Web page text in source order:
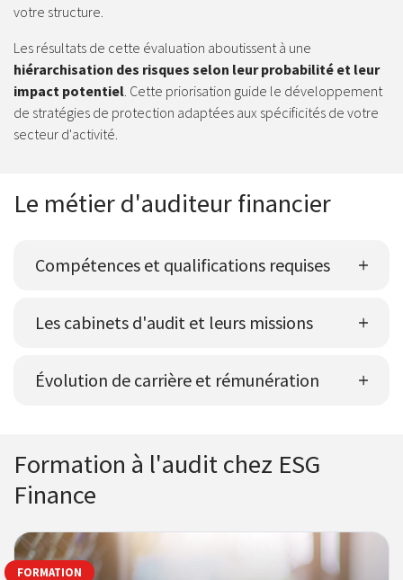
votre structure.
Les résultats de cette évaluation aboutissent à une
hiérarchisation des risques selon leur probabilité et leur
impact potentiel. Cette priorisation guide le développement
de stratégies de protection adaptées aux spécificités de votre
secteur d'activité.
Le métier d'auditeur financier
Compétences et qualifications requises
Les cabinets d'audit et leurs missions
Évolution de carrière et rémunération
Formation à l'audit chez ESG
Finance
FORMATION